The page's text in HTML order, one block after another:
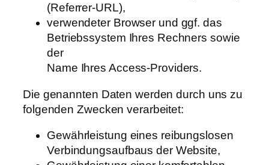
(Referrer-URL),
verwendeter Browser und ggf. das
Betriebssystem Ihres Rechners sowie
der
Name Ihres Access-Providers.
Die genannten Daten werden durch uns zu
folgenden Zwecken verarbeitet:
Gewährleistung eines reibungslosen
Verbindungsaufbaus der Website,